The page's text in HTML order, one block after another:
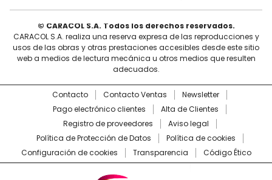
© CARACOL S.A. Todos los derechos reservados.
CARACOL S.A. realiza una reserva expresa de las reproducciones y
usos de las obras y otras prestaciones accesibles desde este sitio
web a medios de lectura mecánica u otros medios que resulten
adecuados.
Contacto Contacto Ventas
Newsletter
Pago electrónico clientes
Alta de Clientes
Registro de proveedores
Aviso legal
Política de Protección de Datos
Política de cookies
Configuración de cookies
Transparencia Código Ético